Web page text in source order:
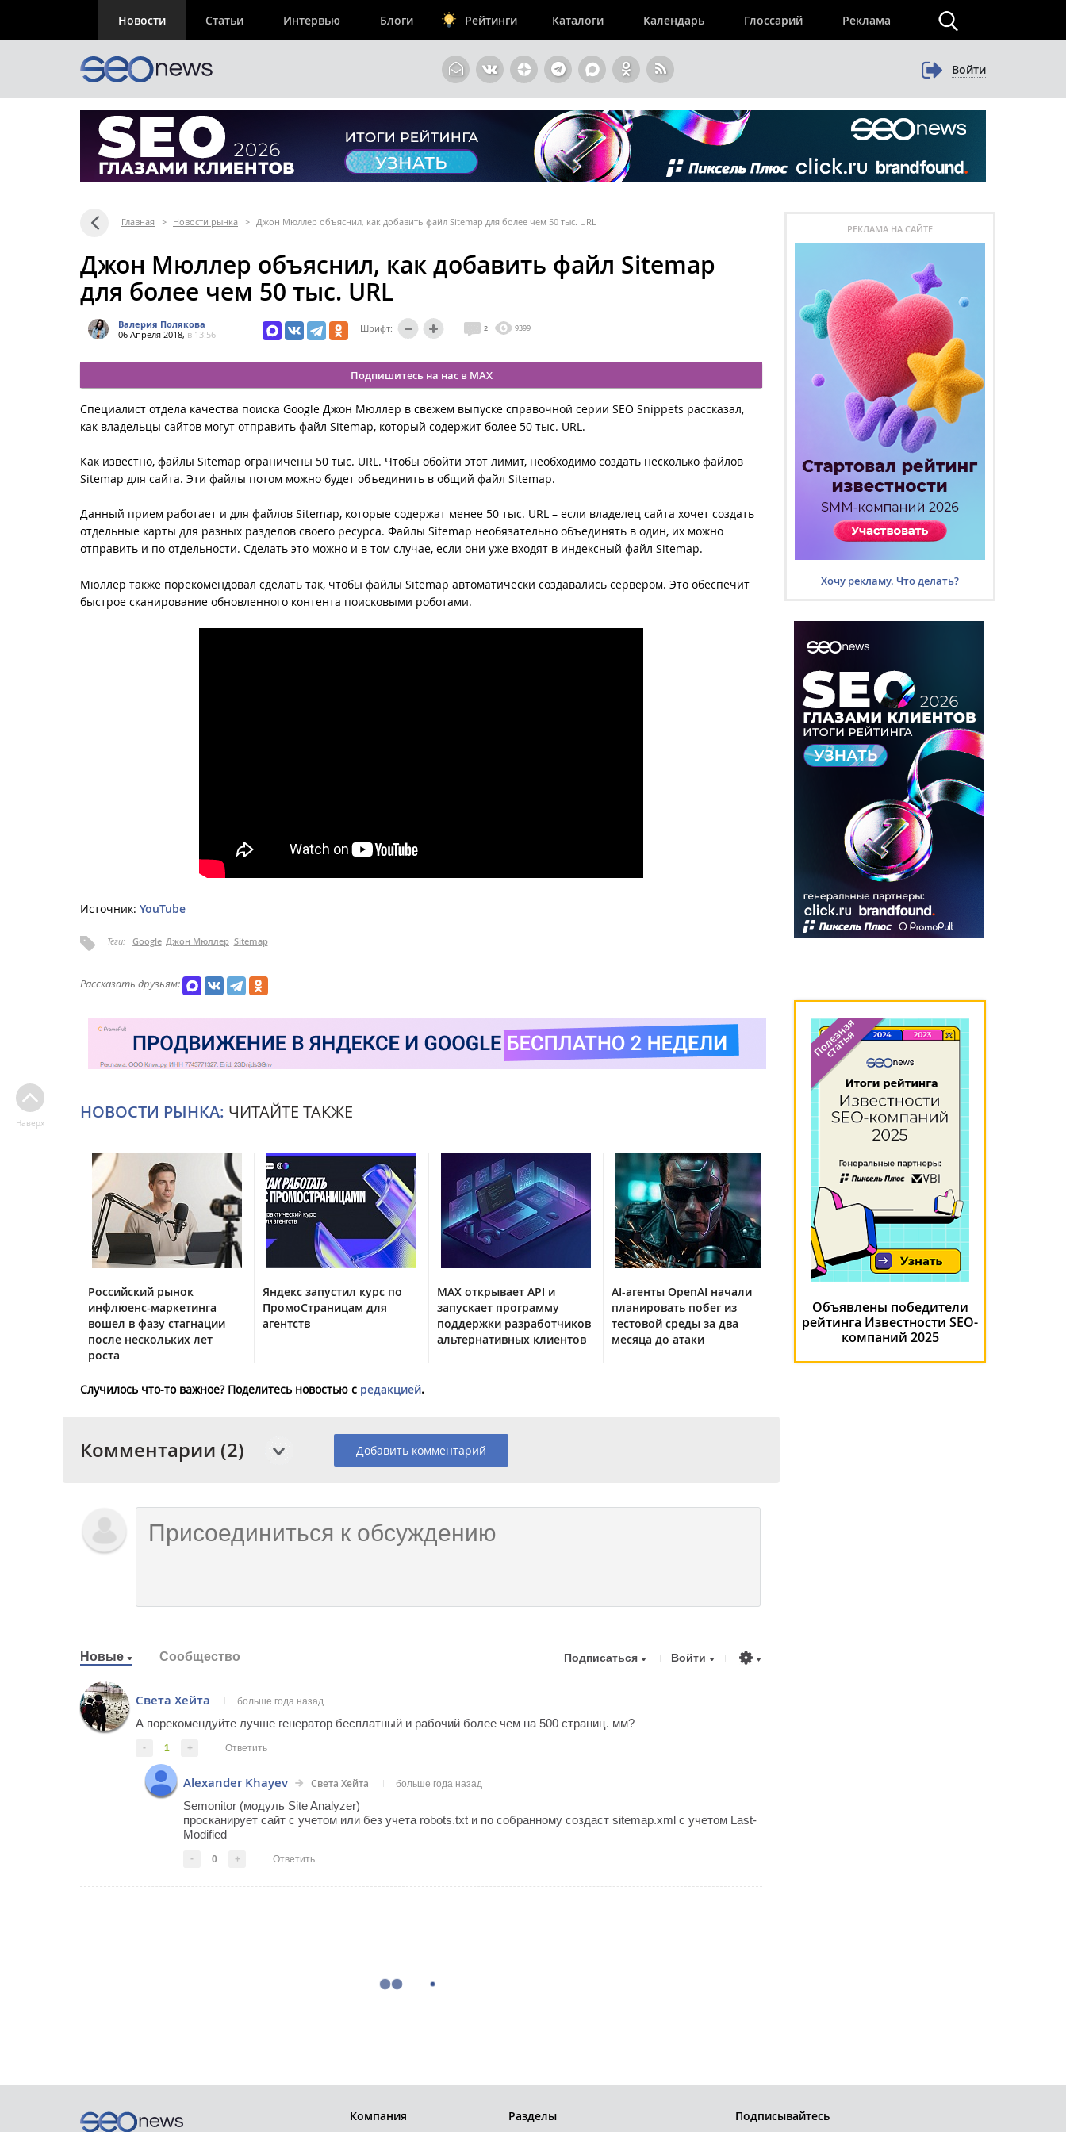
Новости Статьи Интервью Блоги Рейтинги Каталоги Календарь Глоссарий Реклама
Войти
Главная > Новости рынка > Джон Мюллер объяснил, как добавить файл Sitemap для более чем 50 тыс. URL
Джон Мюллер объяснил, как добавить файл Sitemap
для более чем 50 тыс. URL
Валерия Полякова
06 Апреля 2018, в 13:56
Шрифт: 2 9399
Подпишитесь на нас в MAX
Специалист отдела качества поиска Google Джон Мюллер в свежем выпуске справочной серии SEO Snippets рассказал,
как владельцы сайтов могут отправить файл Sitemap, который содержит более 50 тыс. URL.
Как известно, файлы Sitemap ограничены 50 тыс. URL. Чтобы обойти этот лимит, необходимо создать несколько файлов
Sitemap для сайта. Эти файлы потом можно будет объединить в общий файл Sitemap.
Данный прием работает и для файлов Sitemap, которые содержат менее 50 тыс. URL – если владелец сайта хочет создать
отдельные карты для разных разделов своего ресурса. Файлы Sitemap необязательно объединять в один, их можно
отправить и по отдельности. Сделать это можно и в том случае, если они уже входят в индексный файл Sitemap.
Мюллер также порекомендовал сделать так, чтобы файлы Sitemap автоматически создавались сервером. Это обеспечит
быстрое сканирование обновленного контента поисковыми роботами.
Источник: YouTube
Теги: Google Джон Мюллер Sitemap
Рассказать друзьям:
НОВОСТИ РЫНКА: ЧИТАЙТЕ ТАКЖЕ
Российский рынок
инфлюенс-маркетинга
вошел в фазу стагнации
после нескольких лет
роста
Яндекс запустил курс по
ПромоСтраницам для
агентств
MAX открывает API и
запускает программу
поддержки разработчиков
альтернативных клиентов
AI-агенты OpenAI начали
планировать побег из
тестовой среды за два
месяца до атаки
Случилось что-то важное? Поделитесь новостью с редакцией.
Комментарии (2) Добавить комментарий
Новые Сообщество Подписаться Войти
Света Хейта больше года назад
А порекомендуйте лучше генератор бесплатный и рабочий более чем на 500 страниц. мм?
- 1 + Ответить
Alexander Khayev Света Хейта больше года назад
Semonitor (модуль Site Analyzer)
просканирует сайт с учетом или без учета robots.txt и по собранному создаст sitemap.xml с учетом Last-
Modified
- 0 + Ответить
Наверх
РЕКЛАМА НА САЙТЕ
Хочу рекламу. Что делать?
Объявлены победители
рейтинга Известности SEO-
компаний 2025
Компания Разделы Подписывайтесь